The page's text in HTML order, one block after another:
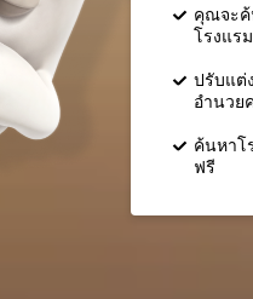
คุณจะค้
โรงแร
ปรับแต่
อำนวย
ค้นหาโ
ฟรี